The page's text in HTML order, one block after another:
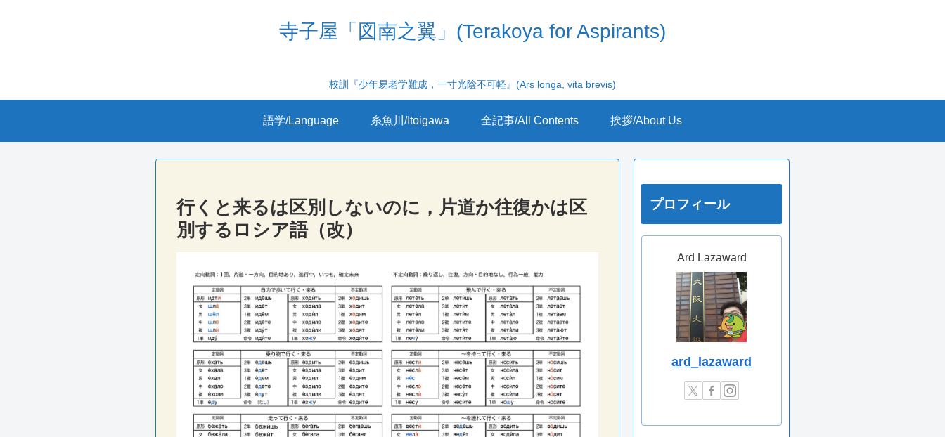
寺子屋「図南之翼」(Terakoya for Aspirants)
校訓『少年易老学難成，一寸光陰不可軽』(Ars longa, vita brevis)
語学/Language 糸魚川/Itoigawa 全記事/All Contents 挨拶/About Us
行くと来るは区別しないのに，片道か往復かは区
別するロシア語（改）
プロフィール
Ard Lazaward
ard_lazaward